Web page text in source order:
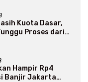
Kuota Dasar,
Proses dari
Hampir Rp4
Banjir Jakarta